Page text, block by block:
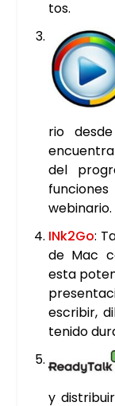
tos.
rio
del
webi­na­rio.
INk2Go:
de Mac
esta
escri­bir,
te­ni­do
y